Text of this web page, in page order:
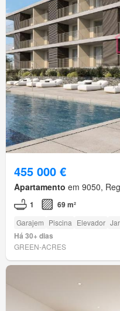
455 000 €
Apartamento em 9050,
1 69 m²
Garajem Piscina Elevador
Há 30+ dias
GREEN-ACRES